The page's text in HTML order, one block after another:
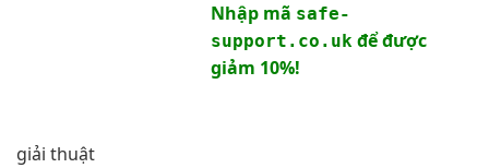
Nhập mã safe-
support.co.ukđể được
giảm 10%!
giải thuật